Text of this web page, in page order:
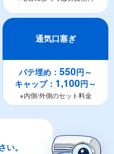
通気口塞ぎ
パテ埋め：550円～
キャップ： 1,100円～
※内側/外側のセット料金
い。